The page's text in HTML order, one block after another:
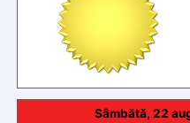
Sâmbătă, 22